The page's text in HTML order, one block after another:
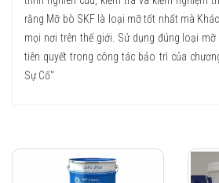
rằng Mỡ bò SKF là loại mỡ tốt nhất mà
mọi nơi trên thế giới. Sử dụng đúng loại
tiên quyết trong công tác bảo trì của
Sự Cố"